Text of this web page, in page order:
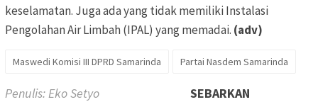
keselamatan. Juga ada yang tidak memilikiInstalasi
Pengolahan Air Limbah (IPAL) yang memadai. (adv)
Maswedi Komisi III DPRD Samarinda Partai Nasdem Samarinda
Penulis: Eko Setyo SEBARKAN